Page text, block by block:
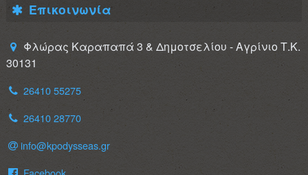
Επικοινωνία
Φλώρας Καραπαπά 3 & Δημοτσελίου - Αγρίνιο Τ.Κ.
30131
26410 55275
26410 28770
info@kpodysseas.gr